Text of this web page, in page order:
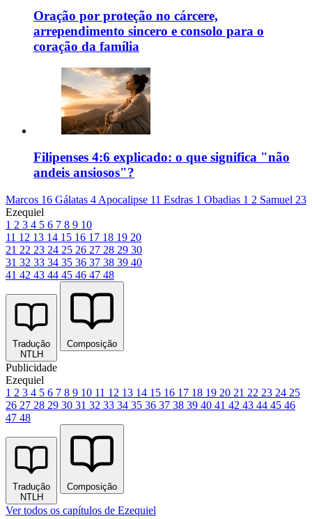
Oração por proteção no cárcere,
arrependimento sincero e consolo para o
coração da família
Filipenses 4:6 explicado: o que significa "não
andeis ansiosos"?
Marcos 16 Gálatas 4 Apocalipse 11 Esdras 1 Obadias 1 2 Samuel 23
Ezequiel
1 2 3 4 5 6 7 8 9 10
11 12 13 14 15 16 17 18 19 20
21 22 23 24 25 26 27 28 29 30
31 32 33 34 35 36 37 38 39 40
41 42 43 44 45 46 47 48
Tradução
NTLH
Composição
Publicidade
Ezequiel
1 2 3 4 5 6 7 8 9 10 11 12 13 14 15 16 17 18 19 20 21 22 23 24 25
26 27 28 29 30 31 32 33 34 35 36 37 38 39 40 41 42 43 44 45 46
47 48
Tradução
NTLH
Composição
Ver todos os capítulos de Ezequiel